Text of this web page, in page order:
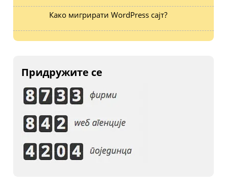
Како мигрирати WordPress сајт?
Придружите се